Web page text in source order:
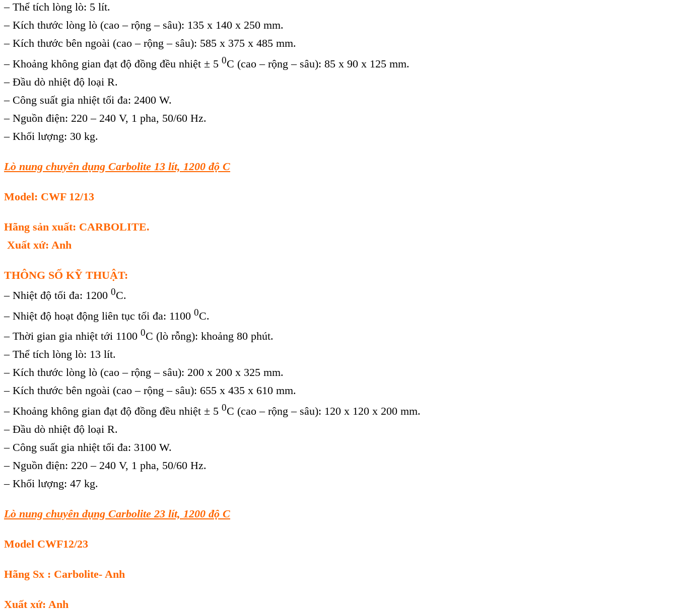
– Thể tích lòng lò: 5 lít.
– Kích thước lòng lò (cao – rộng – sâu): 135 x 140 x 250 mm.
– Kích thước bên ngoài (cao – rộng – sâu): 585 x 375 x 485 mm.
– Khoảng không gian đạt độ đồng đều nhiệt ± 5 0C (cao – rộng – sâu): 85 x 90 x 125 mm.
– Đầu dò nhiệt độ loại R.
– Công suất gia nhiệt tối đa: 2400 W.
– Nguồn điện: 220 – 240 V, 1 pha, 50/60 Hz.
– Khối lượng: 30 kg.
Lò nung chuyên dụng Carbolite 13 lít, 1200 độ C
Model: CWF 12/13
Hãng sản xuất: CARBOLITE.
Xuất xứ: Anh
THÔNG SỐ KỸ THUẬT:
– Nhiệt độ tối đa: 1200 0C.
– Nhiệt độ hoạt động liên tục tối đa: 1100 0C.
– Thời gian gia nhiệt tới 1100 0C (lò rỗng): khoảng 80 phút.
– Thể tích lòng lò: 13 lít.
– Kích thước lòng lò (cao – rộng – sâu): 200 x 200 x 325 mm.
– Kích thước bên ngoài (cao – rộng – sâu): 655 x 435 x 610 mm.
– Khoảng không gian đạt độ đồng đều nhiệt ± 5 0C (cao – rộng – sâu): 120 x 120 x 200 mm.
– Đầu dò nhiệt độ loại R.
– Công suất gia nhiệt tối đa: 3100 W.
– Nguồn điện: 220 – 240 V, 1 pha, 50/60 Hz.
– Khối lượng: 47 kg.
Lò nung chuyên dụng Carbolite 23 lít, 1200 độ C
Model CWF12/23
Hãng Sx : Carbolite- Anh
Xuất xứ: Anh